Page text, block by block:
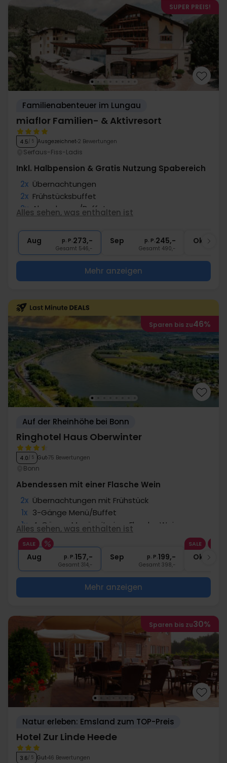
SUPER PREIS!
Familienabenteuer im Lungau
miaflor Familien- & Aktivresort
4.5/ 5 Ausgezeichnet 2 Bewertungen
Serfaus-Fiss-Ladis
Inkl. Halbpension & Gratis Nutzung Spabereich
2x Übernachtungen
2x Frühstücksbuffet
2x Abendmenu/Buffet
∞ Gratis Nutzung Spabereich & Fitness
Alles sehen, was enthalten ist
Aug p. P.273,-
Gesamt 546,-
Sep p. P.245,-
Gesamt 490,-
Okt
Mehr anzeigen
Sparen bis zu46%
Auf der Rheinhöhe bei Bonn
Ringhotel Haus Oberwinter
4.0/ 5 Gut 75 Bewertungen
Bonn
Abendessen mit einer Flasche Wein
2x Übernachtungen mit Frühstück
1x 3-Gänge Menü/Buffet
1x 4-Gänge-Menü mit einer Flasche Wein
1x 1 Begrüßungsgetränk
∞ Gratis Nutzung Pool, Sauna, Fitness
Alles sehen, was enthalten ist
SALE
Aug p. P.157,-
Gesamt 314,-
Sep p. P.199,-
Gesamt 398,-
SALE
Okt
Mehr anzeigen
Sparen bis zu30%
Natur erleben: Emsland zum TOP-Preis
Hotel Zur Linde Heede
3.6/ 5 Gut 46 Bewertungen